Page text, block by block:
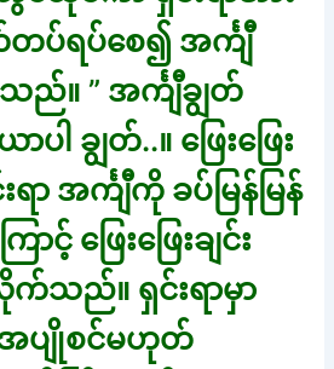
ပ်ရပ်စေ၍ အင်္ကျီ
။ ” အင်္ကျီချွတ်
ါ ချွတ်..။ ဖြေးဖြေး
ရာ အင်္ကျီကို ခပ်မြန်မြန်
င့် ဖြေးဖြေးချင်း
က်သည်။ ရှင်းရာမှာ
အပျိုစင်မဟုတ်